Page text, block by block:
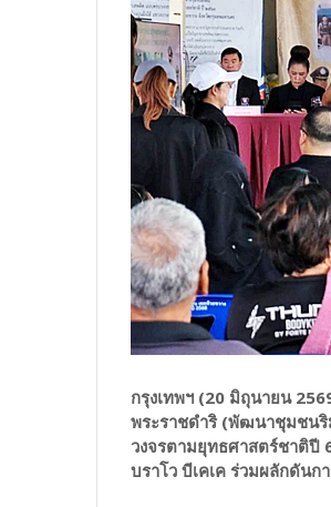
กรุงเทพฯ (20 มิถุนายน
พระราชดำริ (พัฒนาชุมชน
วงจรตามยุทธศาสตร์ชาติปี
บราโว บีเคเค ร่วมผลักดัน